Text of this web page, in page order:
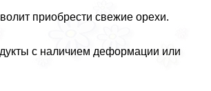
приобрести свежие орехи.
с наличием деформации или